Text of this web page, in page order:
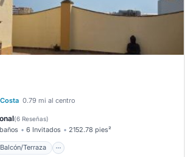
0.79 mi al centro
(6 Reseñas)
6 Invitados 2152.78 pies²
Balcón/Terraza
Balcón/Terraza